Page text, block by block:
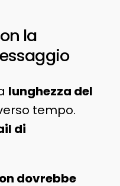
la
lunghezza del
tempo.
di
dovrebbe